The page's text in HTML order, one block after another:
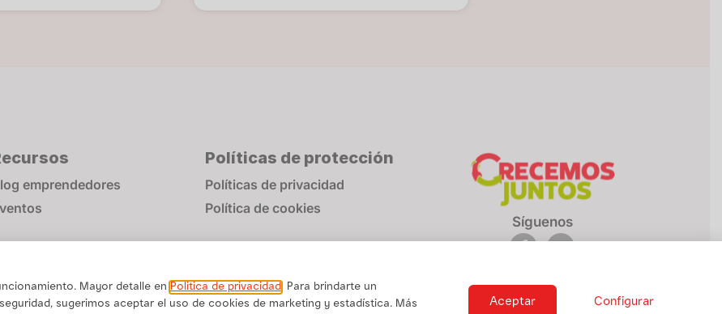
emprendedores
Políticas de protección
Políticas de privacidad
Política de cookies
Síguenos
Mayor detalle en Politica de privacidad. Para brindarte un
sugerimos aceptar el uso de cookies de marketing y estadística. Más
Aceptar Configurar